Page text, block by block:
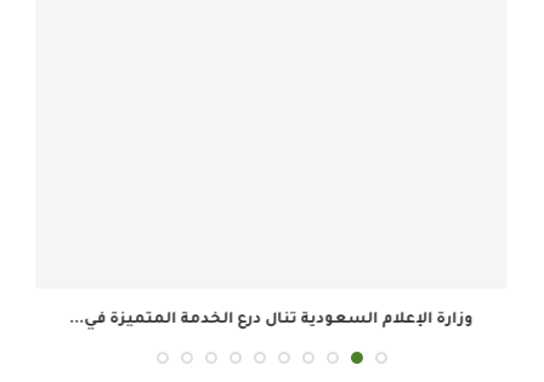
وزارة الإعلام السعودية تنال درع الخدمة المتميزة في...